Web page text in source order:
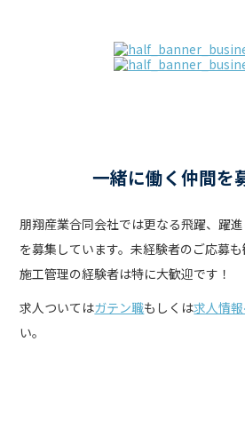
一緒に働く仲間を
朋翔産業合同会社では更なる飛躍、躍
を募集しています。未経験者のご応募も
施工管理の経験者は特に大歓迎です！
求人ついてはガテン職もしくは求人情
い。